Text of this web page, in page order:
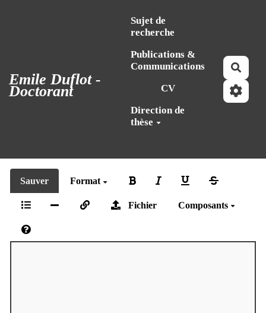
Emile Duflot -
Doctorant
Sujet de
recherche
Publications &
Communications
CV
Direction de
thèse
Sauver Format
Fichier Composants